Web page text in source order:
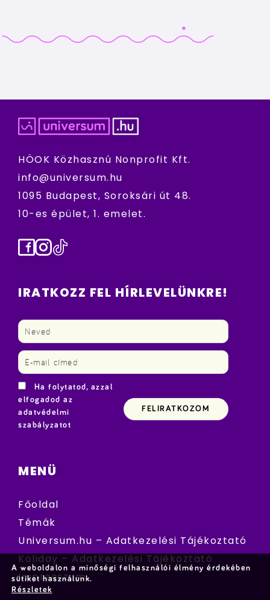
HÖOK Közhasznú Nonprofit Kft.
info@universum.hu
1095 Budapest, Soroksári út 48.
10-es épület, 1. emelet.
Facebook
Instagram
TikTok
IRATKOZZ FEL HÍRLEVELÜNKRE!
Ha folytatod, azzal
elfogadod az
adatvédelmi
szabályzatot
MENÜ
Főoldal
Témák
Universum.hu – Adatkezelési Tájékoztató
Koliday – Adatkezelési Tájékoztató
Impresszum
A weboldalon a minőségi felhasználói élmény érdekében
sütiket használunk.
Részletek